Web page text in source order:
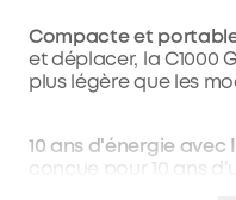
Compacte et
et déplacer, la C1000
plus légère que les
10 ans d'énergie avec
conçue pour 10 ans